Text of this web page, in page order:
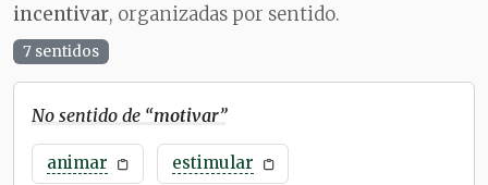
incentivar, organizadas por sentido.
7 sentidos
No sentido de “motivar”
animar estimular